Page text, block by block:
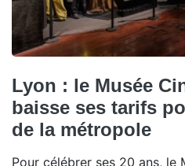
Lyon : le Musée
baisse ses tarifs
de la métropole
Pour célébrer ses 20 ans, le